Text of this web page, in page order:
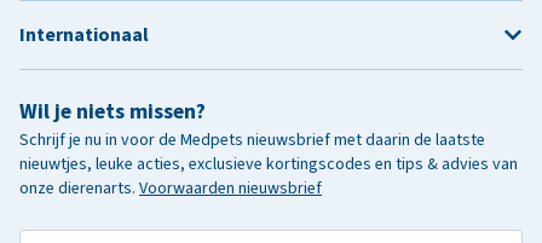
Wil je niets missen?
Schrijf je nu in voor de Medpets nieuwsbrief met daarin de laatste
nieuwtjes, leuke acties, exclusieve kortingscodes en tips & advies van
onze dierenarts. Voorwaarden nieuwsbrief
Internationaal